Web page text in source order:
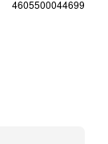
4605500044699